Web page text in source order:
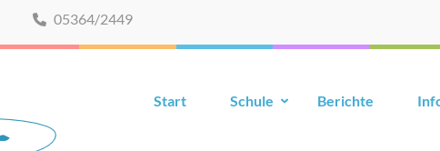
05364/2449
Start Schule Berichte